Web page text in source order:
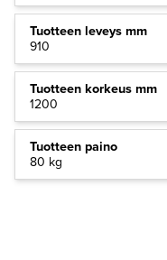
Tuotteen leveys mm
910
Tuotteen korkeus mm
1200
Tuotteen paino
80 kg